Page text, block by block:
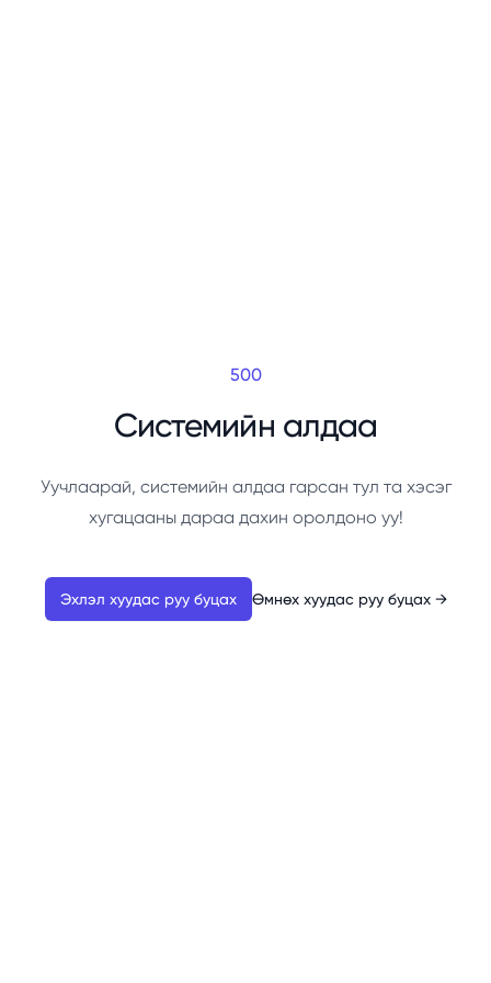
500
Системийн алдаа
Уучлаарай, системийн алдаа гарсан тул та хэсэг
хугацааны дараа дахин оролдоно уу!
Эхлэл хуудас руу буцах Өмнөх хуудас руу буцах →